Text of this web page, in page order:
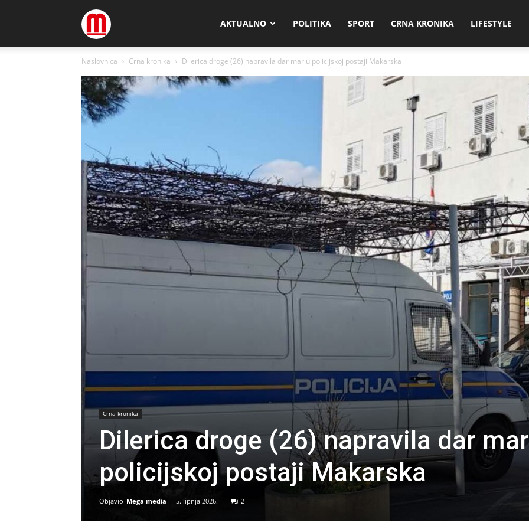
Megamedia AKTUALNO POLITIKA SPORT CRNA KRONIKA LIFESTYLE
Naslovnica Crna kronika Dilerica droge (26) napravila dar mar u policijskoj postaji Makarska
Crna kronika
Dilerica droge (26) napravila dar
policijskoj postaji Makarska
Objavio Mega media - 5. lipnja 2026. 2